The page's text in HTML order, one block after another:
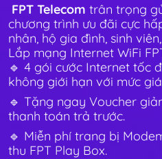
FPT Telecom trân trọng
chương trình ưu đãi cực
nhân, hộ gia đình, sinh
Lắp mạng Internet WiFi
🔹 4 gói cước Internet tốc
không giới hạn với mức
🔹 Tặng ngay Voucher
thanh toán trả trước.
🔹 Miễn phí trang bị
thu FPT Play Box.